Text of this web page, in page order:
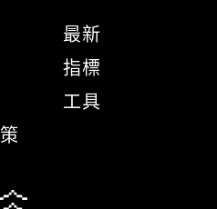
最新
指標
工具